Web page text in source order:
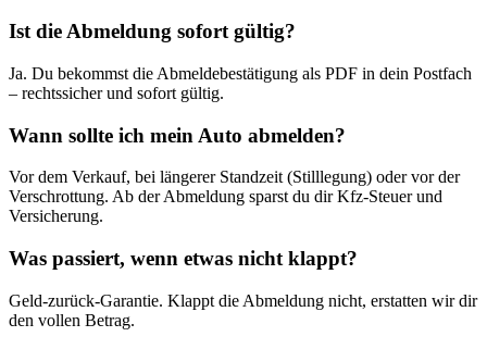
Ist die Abmeldung sofort gültig?
Ja. Du bekommst die Abmeldebestätigung als PDF in dein Postfach
– rechtssicher und sofort gültig.
Wann sollte ich mein Auto abmelden?
Vor dem Verkauf, bei längerer Standzeit (Stilllegung) oder vor der
Verschrottung. Ab der Abmeldung sparst du dir Kfz-Steuer und
Versicherung.
Was passiert, wenn etwas nicht klappt?
Geld-zurück-Garantie. Klappt die Abmeldung nicht, erstatten wir dir
den vollen Betrag.